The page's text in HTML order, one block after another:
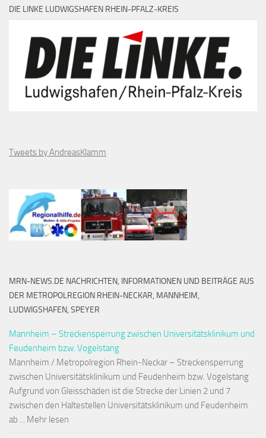
DIE LINKE LUDWIGSHAFEN RHEIN-PFALZ-KREIS
Tweets by AndreasKlamm
MRN-NEWS.DE NACHRICHTEN, INFORMATIONEN UND BEITRÄGE AUS
DER METROPOLREGION RHEIN-NECKAR, MANNHEIM,
LUDWIGSHAFEN, SPEYER
Mannheim – Streckensperrung zwischen Universitätsklinikum und
Feudenheim bzw. Vogelstang
Mannheim / Metropolregion Rhein-Neckar – Streckensperrung
zwischen Universitätsklinikum und Feudenheim bzw. Vogelstang
Aufgrund von Gleisschäden ist die Strecke der Linien 2 und 7
zwischen den Haltestellen Universitätsklinikum und Feudenheim
ab ... Mehr lesen